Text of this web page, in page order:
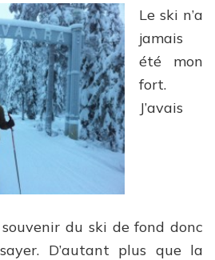
de
fond…
ben
c’est
pas
facile
Le ski n’a
jamais
été mon
fort.
J’avais
du ski de fond donc
D’autant plus que la